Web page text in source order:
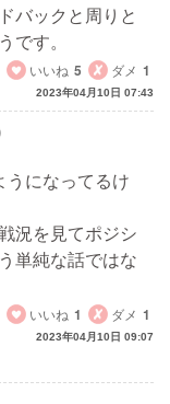
バックと周りと
です。
いいね 5 ダメ 1
2023年04月10日 07:43
うになってるけ
況を見てポジシ
単純な話ではな
いいね 1 ダメ 1
2023年04月10日 09:07